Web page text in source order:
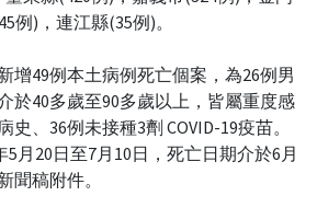
例)，連江縣(35例)。
增49例本土病例死亡個案，為26例男
於40多歲至90多歲以上，皆屬重度感
、36例未接種3劑 COVID-19疫苗。
月20日至7月10日，死亡日期介於6月
聞稿附件。